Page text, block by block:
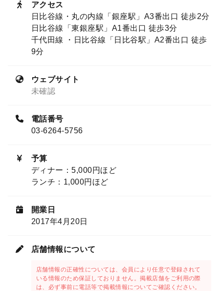
アクセス
日比谷線・丸の内線「銀座駅」A3番出口 徒歩2分
日比谷線「東銀座駅」A1番出口 徒歩3分
千代田線 ・日比谷線「日比谷駅」A2番出口 徒歩
9分
ウェブサイト
未確認
電話番号
03-6264-5756
予算
ディナー：5,000円ほど
ランチ：1,000円ほど
開業日
2017年4月20日
店舗情報について
店舗情報の正確性については、会員により任意で登録されて
いる情報のため保証しておりません。掲載店舗をご利用の際
は、必ず事前に電話等で掲載情報についてご確認ください。